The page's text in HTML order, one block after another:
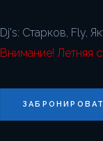
Dj's: Старков, Fly,
Внимание! Летняя